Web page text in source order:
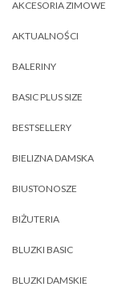
AKCESORIA ZIMOWE
AKTUALNOŚCI
BALERINY
BASIC PLUS SIZE
BESTSELLERY
BIELIZNA DAMSKA
BIUSTONOSZE
BIŻUTERIA
BLUZKI BASIC
BLUZKI DAMSKIE